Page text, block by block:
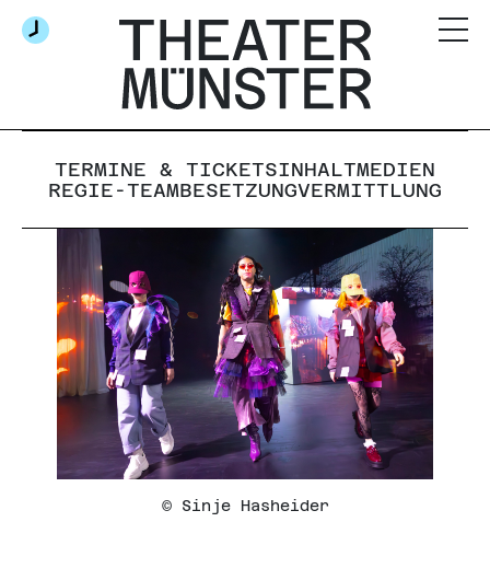
TERMINE & TICKETSINHALTMEDIEN
REGIE-TEAMBESETZUNGVERMITTLUNG
© Sinje Hasheider